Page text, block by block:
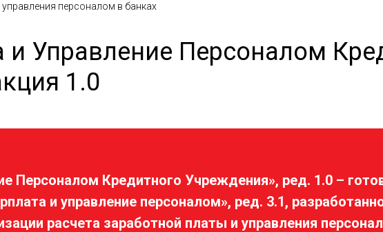
персоналом в банках
и Управление Персоналом
1.0
Персоналом Кредитного Учреждения», ред. 1.0 –
и управление персоналом», ред. 3.1,
расчета заработной платы и управления